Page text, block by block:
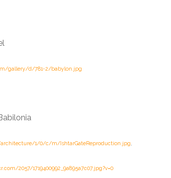
gallery/d/781-2/babylon.jpg
1/0/c/m/IshtarGateReproduction.jpg
2057/1719400992_9a895a7c07.jpg?v=0